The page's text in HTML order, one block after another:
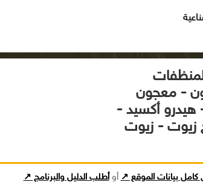
- معجون
هيدرو أكسيد -
زيوت - زيوت
بيانات الموقع ↗ أوأطلب الدليل والبرنامج ↗